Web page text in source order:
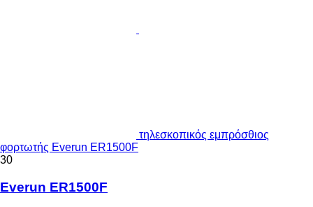
τηλεσκοπικός εμπρόσθιος
φορτωτής Everun ER1500F
30
Everun ER1500F